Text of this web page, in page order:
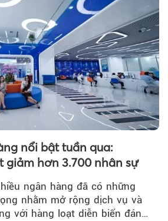
nổi bật tuần qua:
giảm hơn 3.700 nhân sự
ngân hàng đã có những
nhằm mở rộng dịch vụ và
với hàng loạt diễn biến đáng